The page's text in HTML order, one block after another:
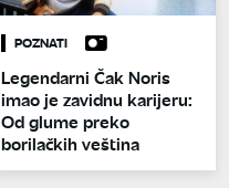
POZNATI
Legendarni Čak Noris
imao je zavidnu karijeru:
Od glume preko
borilačkih veština